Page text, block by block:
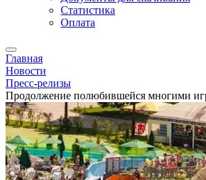
Статистика
Оплата
Главная
Новости
Пресс-релизы
Продолжение полюбившейся многими